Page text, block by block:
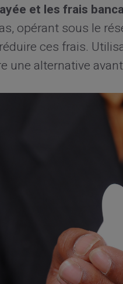
et les frais
opérant sous le
ces frais.
une alternative